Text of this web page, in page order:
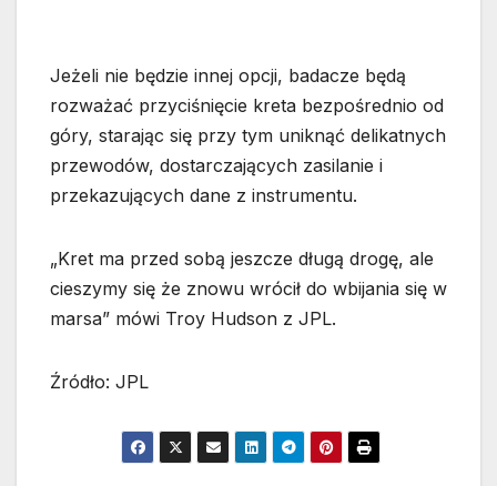
Jeżeli nie będzie innej opcji, badacze będą
rozważać przyciśnięcie kreta bezpośrednio od
góry, starając się przy tym uniknąć delikatnych
przewodów, dostarczających zasilanie i
przekazujących dane z instrumentu.
„Kret ma przed sobą jeszcze długą drogę, ale
cieszymy się że znowu wrócił do wbijania się w
marsa” mówi Troy Hudson z JPL.
Źródło: JPL